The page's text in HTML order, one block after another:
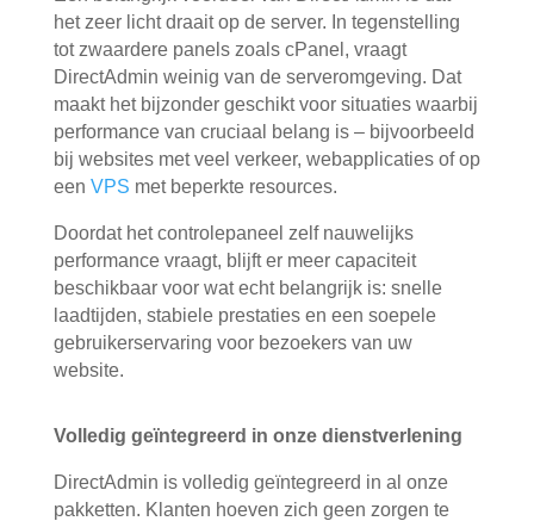
het zeer licht draait op de server. In tegenstelling
tot zwaardere panels zoals cPanel, vraagt
DirectAdmin weinig van de serveromgeving. Dat
maakt het bijzonder geschikt voor situaties waarbij
performance van cruciaal belang is – bijvoorbeeld
bij websites met veel verkeer, webapplicaties of op
een VPS met beperkte resources.
Doordat het controlepaneel zelf nauwelijks
performance vraagt, blijft er meer capaciteit
beschikbaar voor wat echt belangrijk is: snelle
laadtijden, stabiele prestaties en een soepele
gebruikerservaring voor bezoekers van uw
website.
Volledig geïntegreerd in onze dienstverlening
DirectAdmin is volledig geïntegreerd in al onze
pakketten. Klanten hoeven zich geen zorgen te